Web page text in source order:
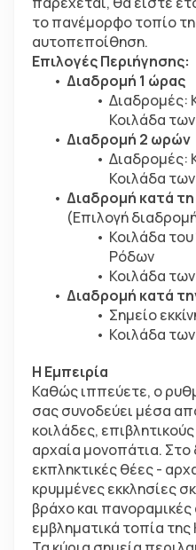
το πανέμορφο τοπίο
αυτοπεποίθηση.
Επιλογές Περιήγησης:
Διαδρομή 1 ώρας
Διαδρομές:
Κοιλάδα
Διαδρομή 2 ωρών
Διαδρομές:
Κοιλάδα
Διαδρομή κατά
(Επιλογή
Κοιλάδα
Ρόδων
Κοιλάδα
Διαδρομή κατά
Σημείο
Κοιλάδα
Η Εμπειρία
Καθώς ιππεύετε, ο
σας συνοδεύει μέσα
κοιλάδες,
αρχαία μονοπάτια.
εκπληκτικές θέες -
κρυμμένες εκκλησίες
βράχο και
εμβληματικά τοπία